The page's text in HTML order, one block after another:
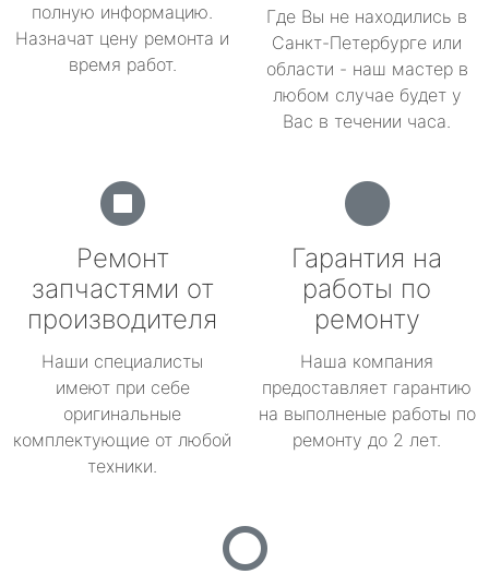
полную информацию.
Назначат цену ремонта и
время работ.
Где Вы не находились в
Санкт-Петербурге или
области - наш мастер в
любом случае будет у
Вас в течении часа.
Ремонт
запчастями от
производителя
Наши специалисты
имеют при себе
оригинальные
комплектующие от любой
техники.
Гарантия на
работы по
ремонту
Наша компания
предоставляет гарантию
на выполненые работы по
ремонту до 2 лет.